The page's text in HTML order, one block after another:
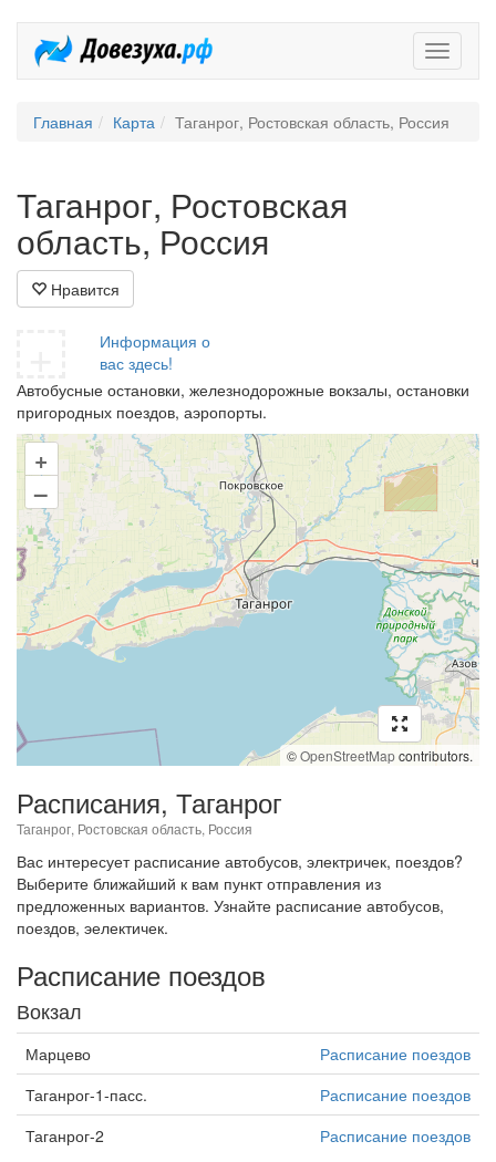
Главная Карта Таганрог, Ростовская область, Россия
Таганрог, Ростовская
область, Россия
Нравится
Информация о
вас здесь!
Автобусные остановки, железнодорожные вокзалы, остановки
пригородных поездов, аэропорты.
+
–
©OpenStreetMapcontributors.
Расписания, Таганрог
Таганрог, Ростовская область, Россия
Вас интересует расписание автобусов, электричек, поездов?
Выберите ближайший к вам пункт отправления из
предложенных вариантов. Узнайте расписание автобусов,
поездов, эелектичек.
Расписание поездов
Вокзал
Марцево
Расписание поездов
Таганрог-1-пасс.
Расписание поездов
Таганрог-2
Расписание поездов